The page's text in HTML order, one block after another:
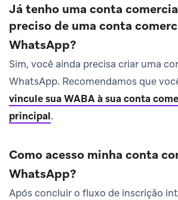
Já tenho uma conta
preciso de uma conta
WhatsApp?
Sim, você ainda precisa criar uma
WhatsApp. Recomendamos que
vincule sua WABA à sua conta
principal.
Como acesso minha conta
WhatsApp?
Após concluir o fluxo de inscrição